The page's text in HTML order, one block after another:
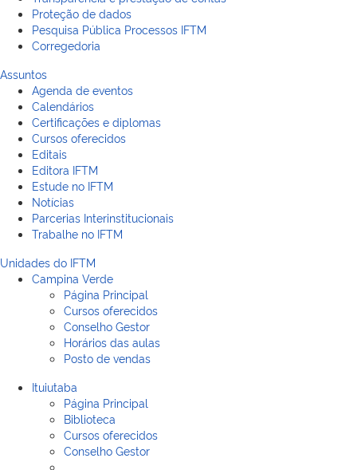
Proteção de dados
Pesquisa Pública Processos IFTM
Corregedoria
Assuntos
Agenda de eventos
Calendários
Certificações e diplomas
Cursos oferecidos
Editais
Editora IFTM
Estude no IFTM
Notícias
Parcerias Interinstitucionais
Trabalhe no IFTM
Unidades do IFTM
Campina Verde
Página Principal
Cursos oferecidos
Conselho Gestor
Horários das aulas
Posto de vendas
Ituiutaba
Página Principal
Biblioteca
Cursos oferecidos
Conselho Gestor